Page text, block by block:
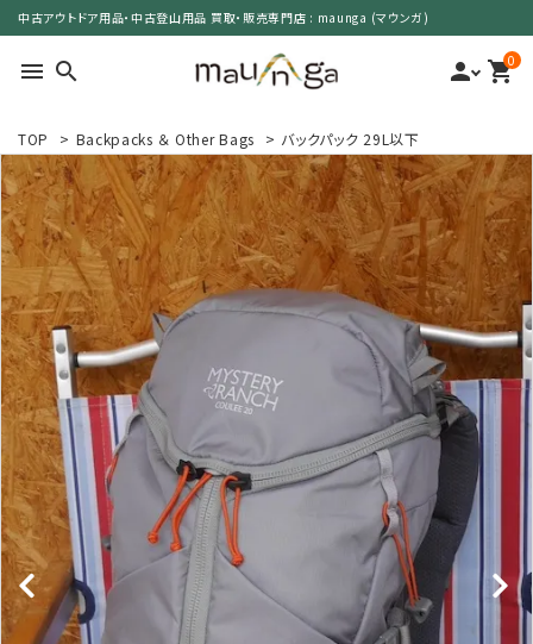
中古アウトドア用品・中古登山用品 買取・販売専門店 : maunga (マウンガ)
menu search person 0
shopping_cart
search
カテゴリーで選ぶ
サイズで選ぶ
特集で選ぶ
価格で選ぶ
買取案内
レンタル・修理
店舗情報
TOP > Backpacks ＆ Other Bags > バックパック 29L以下